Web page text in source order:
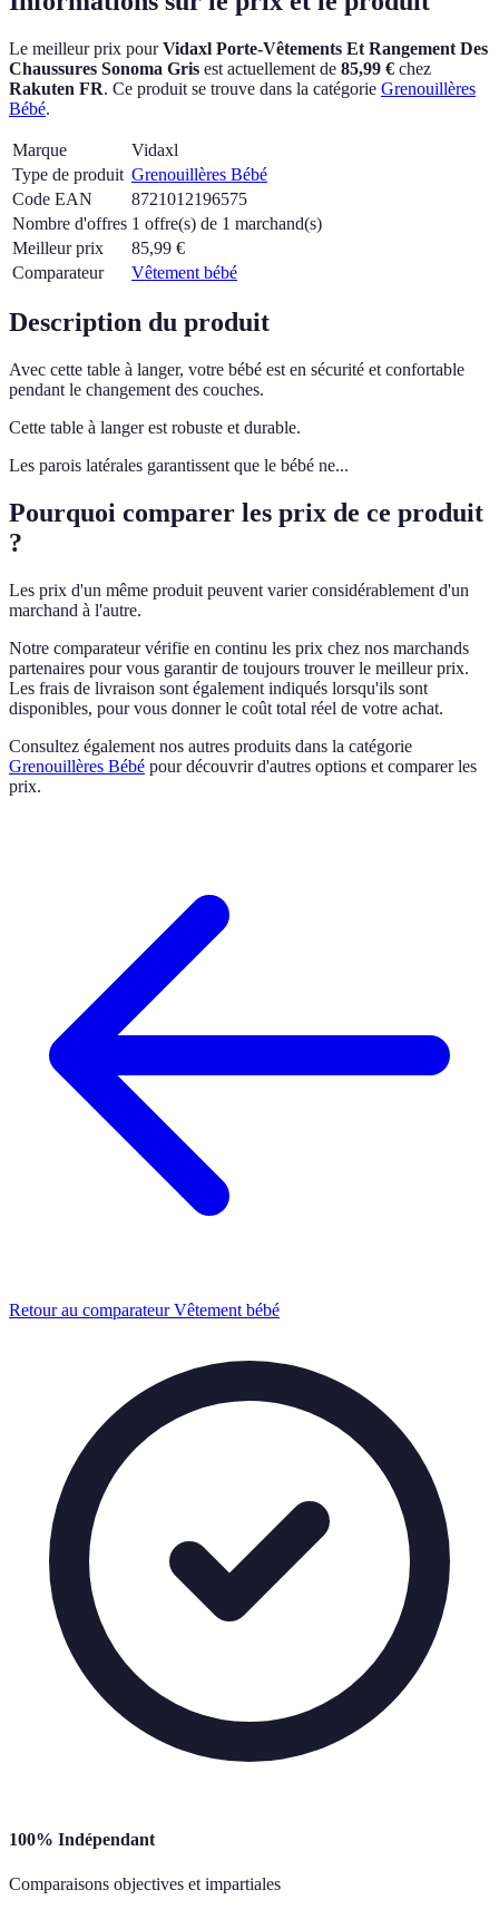
Le meilleur prix pourVidaxl Porte-Vêtements Et Rangement Des
Chaussures Sonoma Gris est actuellement de 85,99 € chez
Rakuten FR. Ce produit se trouve dans la catégorie Grenouillères
Bébé.
Marque
Vidaxl
Type de produit Grenouillères Bébé
Code EAN
8721012196575
Nombre d'offres 1 offre(s) de 1 marchand(s)
Meilleur prix
85,99 €
Comparateur
Vêtement bébé
Description du produit
Avec cette table à langer, votre bébé est en sécurité et confortable
pendant le changement des couches.
Cette table à langer est robuste et durable.
Les parois latérales garantissent que le bébé ne...
Pourquoi comparer les prix de ce produit
?
Les prix d'un même produit peuvent varier considérablement d'un
marchand à l'autre.
Notre comparateur vérifie en continu les prix chez nos marchands
partenaires pour vous garantir de toujours trouver le meilleur prix.
Les frais de livraison sont également indiqués lorsqu'ils sont
disponibles, pour vous donner le coût total réel de votre achat.
Consultez également nos autres produits dans la catégorie
Grenouillères Bébé pour découvrir d'autres options et comparer les
prix.
Retour au comparateur Vêtement bébé
100% Indépendant
Comparaisons objectives et impartiales